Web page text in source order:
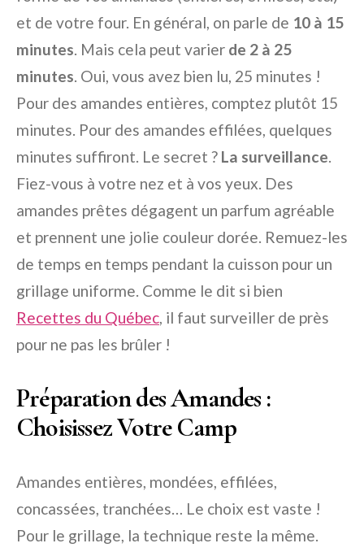
et de votre four. En général, on parle de 10 à 15
minutes. Mais cela peut varier de 2 à 25
minutes. Oui, vous avez bien lu, 25 minutes !
Pour des amandes entières, comptez plutôt 15
minutes. Pour des amandes effilées, quelques
minutes suffiront. Le secret ? La surveillance.
Fiez-vous à votre nez et à vos yeux. Des
amandes prêtes dégagent un parfum agréable
et prennent une jolie couleur dorée. Remuez-les
de temps en temps pendant la cuisson pour un
grillage uniforme. Comme le dit si bien
Recettes du Québec, il faut surveiller de près
pour ne pas les brûler !
Préparation des Amandes :
Choisissez Votre Camp
Amandes entières, mondées, effilées,
concassées, tranchées… Le choix est vaste !
Pour le grillage, la technique reste la même.